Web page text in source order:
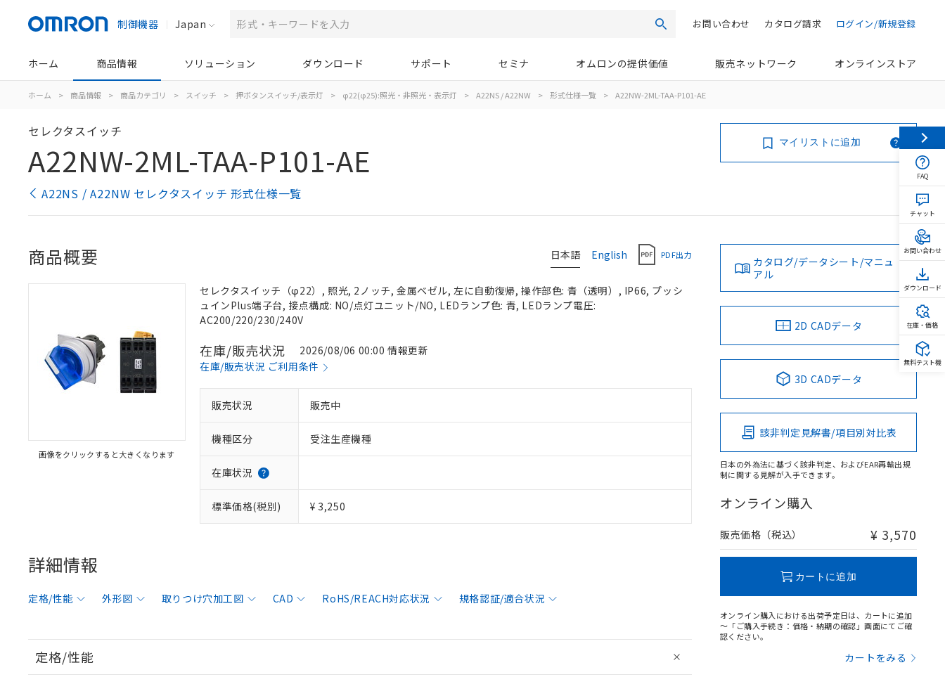
制御機器 Japan 検索 ログイン/新規登録
カタログ請求
お問い合わせ
ホーム 商品情報 ソリューション ダウンロード サポート セミナ オムロンの提供価値 販売ネットワーク オンラインストア
ホーム > 商品情報 > 商品カテゴリ > スイッチ > 押ボタンスイッチ/表示灯 > φ22(φ25):照光・非照光・表示灯 > A22NS / A22NW > 形式仕様一覧 > A22NW-2ML-TAA-P101-AE
セレクタスイッチ
A22NW-2ML-TAA-P101-AE
A22NS / A22NW セレクタスイッチ 形式仕様一覧
マイリストに追加
日本語 English PDF出力
商品概要
画像をクリックすると大きくなります
セレクタスイッチ（φ22）, 照光, 2ノッチ, 金属ベゼル, 左に自動復帰, 操作部色: 青（透明）, IP66, プッシ
ュインPlus端子台, 接点構成: NO/点灯ユニット/NO, LEDランプ色: 青, LEDランプ電圧:
AC200/220/230/240V
在庫/販売状況
2026/08/06 00:00 情報更新
在庫/販売状況 ご利用条件
販売状況 販売中
機種区分 受注生産機種
在庫状況
標準価格(税別) ¥ 3,250
詳細情報
定格/性能 外形図 取りつけ穴加工図 CAD RoHS/REACH対応状況 規格認証/適合状況
定格/性能
カタログ/データシート/マニュ
アル
2D CADデータ
3D CADデータ
該非判定見解書/項目別対比表
日本の外為法に基づく該非判定、およびEAR再輸出規
制に関する見解が入手できます。
オンライン購入
販売価格（税込） ¥ 3,570
カートに追加
オンライン購入における出荷予定日は、カートに追加
～「ご購入手続き：価格・納期の確認」画面にてご確
認ください。
カートをみる
FAQ
チャット
お問い合わせ
ダウンロード
在庫・価格
無料テスト機